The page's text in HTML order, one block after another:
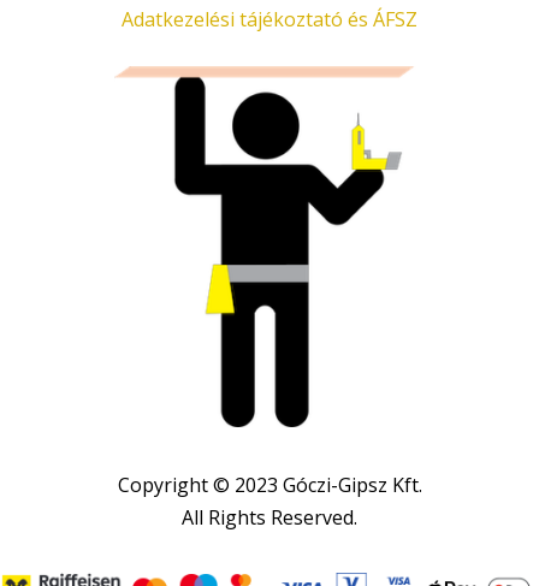
Adatkezelési tájékoztató és ÁFSZ
Copyright © 2023 Góczi-Gipsz Kft.
All Rights Reserved.